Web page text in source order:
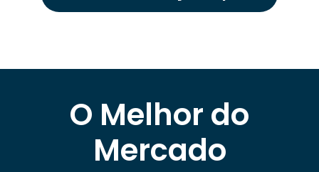
O Melhor do
Mercado